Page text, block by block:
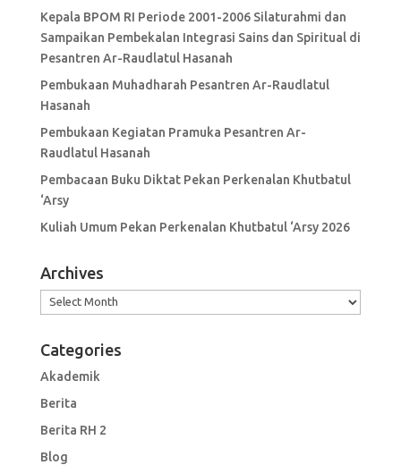
Kepala BPOM RI Periode 2001-2006 Silaturahmi dan
Sampaikan Pembekalan Integrasi Sains dan Spiritual di
Pesantren Ar-Raudlatul Hasanah
Pembukaan Muhadharah Pesantren Ar-Raudlatul
Hasanah
Pembukaan Kegiatan Pramuka Pesantren Ar-
Raudlatul Hasanah
Pembacaan Buku Diktat Pekan Perkenalan Khutbatul
‘Arsy
Kuliah Umum Pekan Perkenalan Khutbatul ‘Arsy 2026
Archives
Archives
Categories
Akademik
Berita
Berita RH 2
Blog